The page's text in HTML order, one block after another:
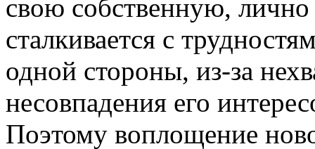
свою собственную,
сталкивается с
одной стороны, из-за
несовпадения его
Поэтому воплощение